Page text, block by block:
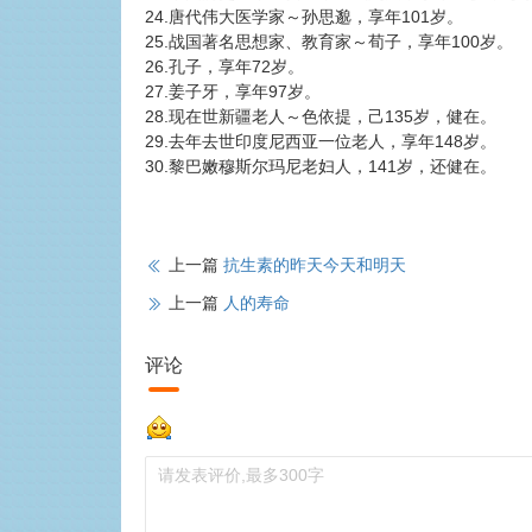
24.唐代伟大医学家～孙思邈，享年101岁。
25.战国著名思想家、教育家～荀子，享年100岁。
26.孔子，享年72岁。
27.姜子牙，享年97岁。
28.现在世新疆老人～色依提，己135岁，健在。
29.去年去世印度尼西亚一位老人，享年148岁。
30.黎巴嫩穆斯尔玛尼老妇人，141岁，还健在。
上一篇 抗生素的昨天今天和明天
上一篇 人的寿命
评论